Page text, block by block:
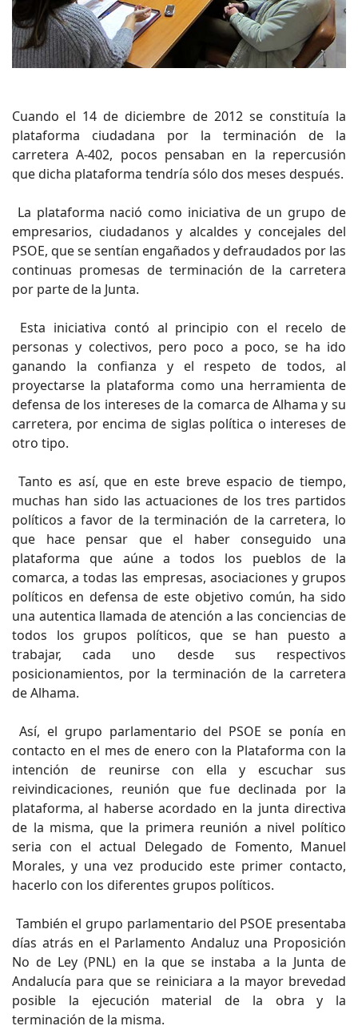
Cuando el 14 de diciembre de 2012 se constituía la
plataforma ciudadana por la terminación de la
carretera A-402, pocos pensaban en la repercusión
que dicha plataforma tendría sólo dos meses después.
La plataforma nació como iniciativa de un grupo de
empresarios, ciudadanos y alcaldes y concejales del
PSOE, que se sentían engañados y defraudados por las
continuas promesas de terminación de la carretera
por parte de la Junta.
Esta iniciativa contó al principio con el recelo de
personas y colectivos, pero poco a poco, se ha ido
ganando la confianza y el respeto de todos, al
proyectarse la plataforma como una herramienta de
defensa de los intereses de la comarca de Alhama y su
carretera, por encima de siglas política o intereses de
otro tipo.
Tanto es así, que en este breve espacio de tiempo,
muchas han sido las actuaciones de los tres partidos
políticos a favor de la terminación de la carretera, lo
que hace pensar que el haber conseguido una
plataforma que aúne a todos los pueblos de la
comarca, a todas las empresas, asociaciones y grupos
políticos en defensa de este objetivo común, ha sido
una autentica llamada de atención a las conciencias de
todos los grupos políticos, que se han puesto a
trabajar, cada uno desde sus respectivos
posicionamientos, por la terminación de la carretera
de Alhama.
Así, el grupo parlamentario del PSOE se ponía en
contacto en el mes de enero con la Plataforma con la
intención de reunirse con ella y escuchar sus
reivindicaciones, reunión que fue declinada por la
plataforma, al haberse acordado en la junta directiva
de la misma, que la primera reunión a nivel político
seria con el actual Delegado de Fomento, Manuel
Morales, y una vez producido este primer contacto,
hacerlo con los diferentes grupos políticos.
También el grupo parlamentario del PSOE presentaba
días atrás en el Parlamento Andaluz una Proposición
No de Ley (PNL) en la que se instaba a la Junta de
Andalucía para que se reiniciara a la mayor brevedad
posible la ejecución material de la obra y la
terminación de la misma.